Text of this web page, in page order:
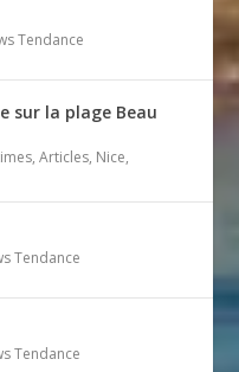
Tendance
sur la plage Beau
,Articles, Nice,
Tendance
Tendance